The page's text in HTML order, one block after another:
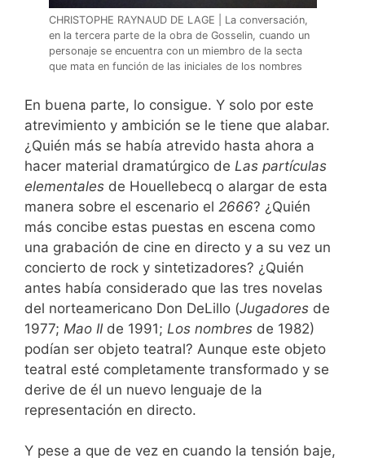
CHRISTOPHE RAYNAUD DE LAGE | La conversación,
en la tercera parte de la obra de Gosselin, cuando un
personaje se encuentra con un miembro de la secta
que mata en función de las iniciales de los nombres
En buena parte, lo consigue. Y solo por este
atrevimiento y ambición se le tiene que alabar.
¿Quién más se había atrevido hasta ahora a
hacer material dramatúrgico de Las partículas
elementales de Houellebecq o alargar de esta
manera sobre el escenario el 2666? ¿Quién
más concibe estas puestas en escena como
una grabación de cine en directo y a su vez un
concierto de rock y sintetizadores? ¿Quién
antes había considerado que las tres novelas
del norteamericano Don DeLillo (Jugadores de
1977; Mao II de 1991; Los nombres de 1982)
podían ser objeto teatral? Aunque este objeto
teatral esté completamente transformado y se
derive de él un nuevo lenguaje de la
representación en directo.
Y pese a que de vez en cuando la tensión baje,